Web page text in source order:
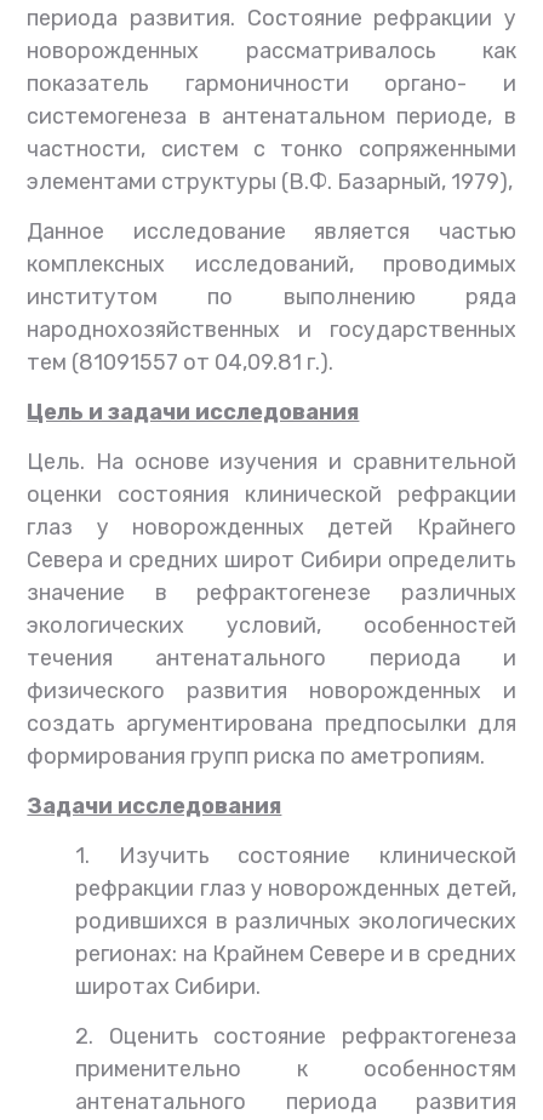
периода развития. Состояние рефракции у
новорожденных рассматривалось как
показатель гармоничности органо- и
системогенеза в антенатальном периоде, в
частности, систем с тонко сопряженными
элементами структуры (В.Ф. Базарный, 1979),
Данное исследование является частью
комплексных исследований, проводимых
институтом по выполнению ряда
народнохозяйственных и государственных
тем (81091557 от 04,09.81 г.).
Цель и задачи исследования
Цель. На основе изучения и сравнительной
оценки состояния клинической рефракции
глаз у новорожденных детей Крайнего
Севера и средних широт Сибири определить
значение в рефрактогенезе различных
экологических условий, особенностей
течения антенатального периода и
физического развития новорожденных и
создать аргументирована предпосылки для
формирования групп риска по аметропиям.
Задачи исследования
1. Изучить состояние клинической
рефракции глаз у новорожденных детей,
родившихся в различных экологических
регионах: на Крайнем Севере и в средних
широтах Сибири.
2. Оценить состояние рефрактогенеза
применительно к особенностям
антенатального периода развития